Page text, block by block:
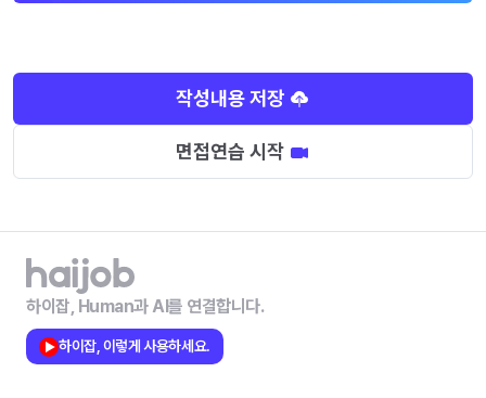
작성내용 저장
면접연습 시작
하이잡, Human과 AI를 연결합니다.
하이잡, 이렇게 사용하세요.